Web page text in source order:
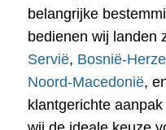
belangrijke
bedienen wij landen
Servië, Bosnië-
Noord-Macedonië,
klantgerichte